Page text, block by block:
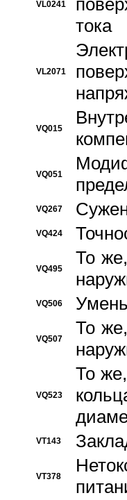
VL0241
тока
VL2071
VQ015
VQ051
VQ267
VQ424
VQ495
То
VQ506
VQ507
То
VQ523
То
VT143
VT378